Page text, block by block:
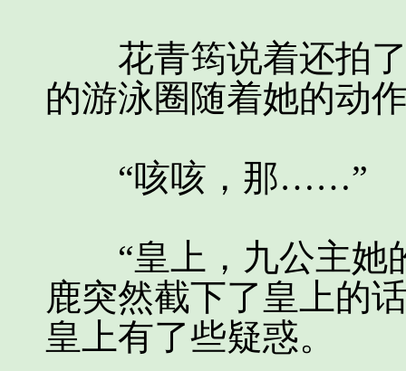
花青筠说着还拍了
的游泳圈随着她的动
“咳咳，那……”
“皇上，九公主她
鹿突然截下了皇上的
皇上有了些疑惑。